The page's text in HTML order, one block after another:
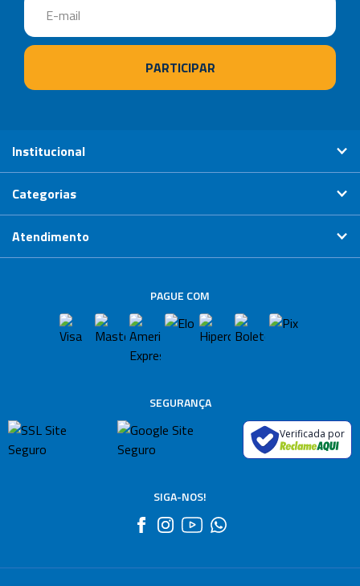
Institucional
Categorias
Atendimento
PAGUE COM
SEGURANÇA
Verificada por
SIGA-NOS!